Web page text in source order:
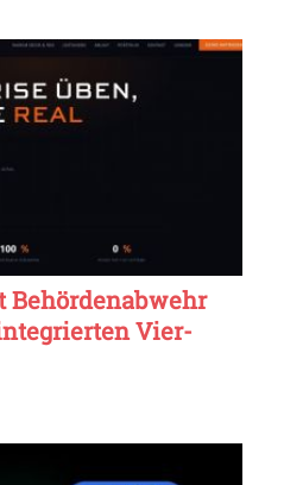
Behördenabwehr
Vier-